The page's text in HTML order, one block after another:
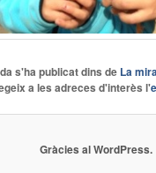
s'ha publicat dins de La
a les adreces d'interès l'
Gràcies al WordPress.